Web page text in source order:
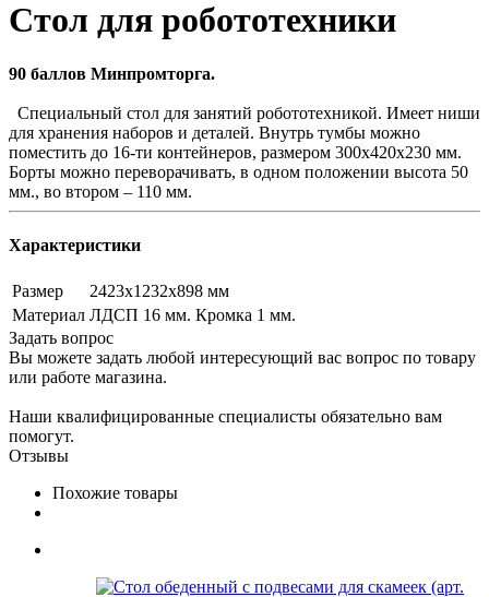
Стол для робототехники
90 баллов Минпромторга.
Специальный стол для занятий робототехникой. Имеет ниши
для хранения наборов и деталей. Внутрь тумбы можно
поместить до 16-ти контейнеров, размером 300х420х230 мм.
Борты можно переворачивать, в одном положении высота 50
мм., во втором – 110 мм.
Характеристики
Размер
2423х1232х898 мм
Материал ЛДСП 16 мм. Кромка 1 мм.
Задать вопрос
Вы можете задать любой интересующий вас вопрос по товару
или работе магазина.
Наши квалифицированные специалисты обязательно вам
помогут.
Отзывы
Похожие товары